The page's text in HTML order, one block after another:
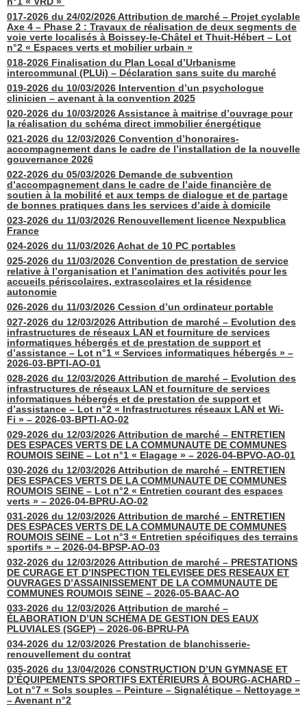
017-2026 du 24/02/2026 Attribution de marché – Projet cyclable
Axe 4 – Phase 2 : Travaux de réalisation de deux segments de
voie verte localisés à Boissey-le-Châtel et Thuit-Hébert – Lot
n°2 « Espaces verts et mobilier urbain »
018-2026 Finalisation du Plan Local d’Urbanisme
intercommunal (PLUi) – Déclaration sans suite du marché
019-2026 du 10/03/2026 Intervention d’un psychologue
clinicien – avenant à la convention 2025
020-2026 du 10/03/2026 Assistance à maitrise d’ouvrage pour
la réalisation du schéma direct immobilier énergétique
021-2026 du 12/03/2026 Convention d’honoraires-
accompagnement dans le cadre de l’installation de la nouvelle
gouvernance 2026
022-2026 du 05/03/2026 Demande de subvention
d’accompagnement dans le cadre de l’aide financière de
soutien à la mobilité et aux temps de dialogue et de partage
de bonnes pratiques dans les services d’aide à domicile
023-2026 du 11/03/2026 Renouvellement licence Nexpublica
France
024-2026 du 11/03/2026 Achat de 10 PC portables
025-2026 du 11/03/2026 Convention de prestation de service
relative à l’organisation et l’animation des activités pour les
accueils périscolaires, extrascolaires et la résidence
autonomie
026-2026 du 11/03/2026 Cession d’un ordinateur portable
027-2026 du 12/03/2026 Attribution de marché – Evolution des
infrastructures de réseaux LAN et fourniture de services
informatiques hébergés et de prestation de support et
d’assistance – Lot n°1 « Services informatiques hébergés » –
2026-03-BPTI-AO-01
028-2026 du 12/03/2026 Attribution de marché – Evolution des
infrastructures de réseaux LAN et fourniture de services
informatiques hébergés et de prestation de support et
d’assistance – Lot n°2 « Infrastructures réseaux LAN et Wi-
Fi » – 2026-03-BPTI-AO-02
029-2026 du 12/03/2026 Attribution de marché – ENTRETIEN
DES ESPACES VERTS DE LA COMMUNAUTE DE COMMUNES
ROUMOIS SEINE – Lot n°1 « Elagage » – 2026-04-BPVO-AO-01
030-2026 du 12/03/2026 Attribution de marché – ENTRETIEN
DES ESPACES VERTS DE LA COMMUNAUTE DE COMMUNES
ROUMOIS SEINE – Lot n°2 « Entretien courant des espaces
verts » – 2026-04-BPRU-AO-02
031-2026 du 12/03/2026 Attribution de marché – ENTRETIEN
DES ESPACES VERTS DE LA COMMUNAUTE DE COMMUNES
ROUMOIS SEINE – Lot n°3 « Entretien spécifiques des terrains
sportifs » – 2026-04-BPSP-AO-03
032-2026 du 12/03/2026 Attribution de marché – PRESTATIONS
DE CURAGE ET D’INSPECTION TELEVISEE DES RESEAUX ET
OUVRAGES D’ASSAINISSEMENT DE LA COMMUNAUTE DE
COMMUNES ROUMOIS SEINE – 2026-05-BAAC-AO
033-2026 du 12/03/2026 Attribution de marché –
ÉLABORATION D’UN SCHÉMA DE GESTION DES EAUX
PLUVIALES (SGEP) – 2026-06-BPRU-PA
034-2026 du 12/03/2026 Prestation de blanchisserie-
renouvellement du contrat
035-2026 du 13/04/2026 CONSTRUCTION D’UN GYMNASE ET
D’ÉQUIPEMENTS SPORTIFS EXTÉRIEURS À BOURG-ACHARD –
Lot n°7 « Sols souples – Peinture – Signalétique – Nettoyage »
– Avenant n°2